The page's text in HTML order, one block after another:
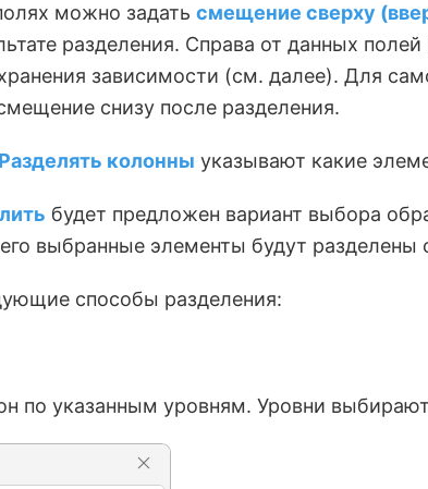
можно задать смещение сверху
разделения. Справа от данных
зависимости (см. далее). Для
снизу после разделения.
Разделять колонны указывают какие
будет предложен вариант выбора
выбранные элементы будут
способы разделения:
по указанным уровням. Уровни